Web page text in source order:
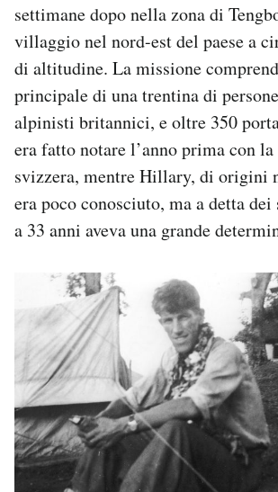
settimane dopo nella zona di
villaggio nel nord-est del paese a
di altitudine. La missione
principale di una trentina di
alpinisti britannici, e oltre 350
era fatto notare l’anno prima con
svizzera, mentre Hillary, di origini
era poco conosciuto, ma a detta
a 33 anni aveva una grande